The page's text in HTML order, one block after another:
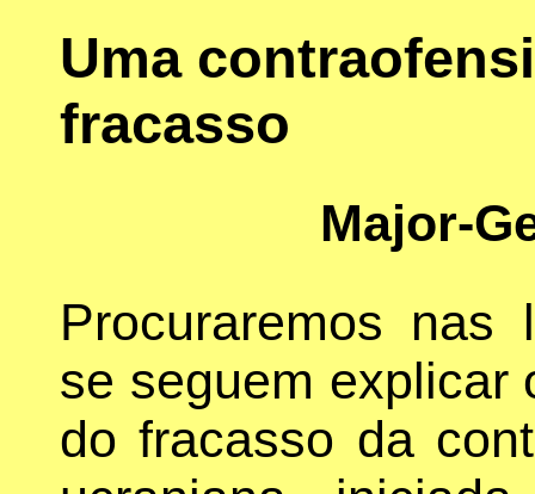
Uma
fracasso
Major-
Procuraremos nas
se seguem explicar
do fracasso da